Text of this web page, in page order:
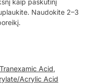
kaip paskutinį
Naudokite 2–3
Tranexamic Acid,
Acrylic Acid